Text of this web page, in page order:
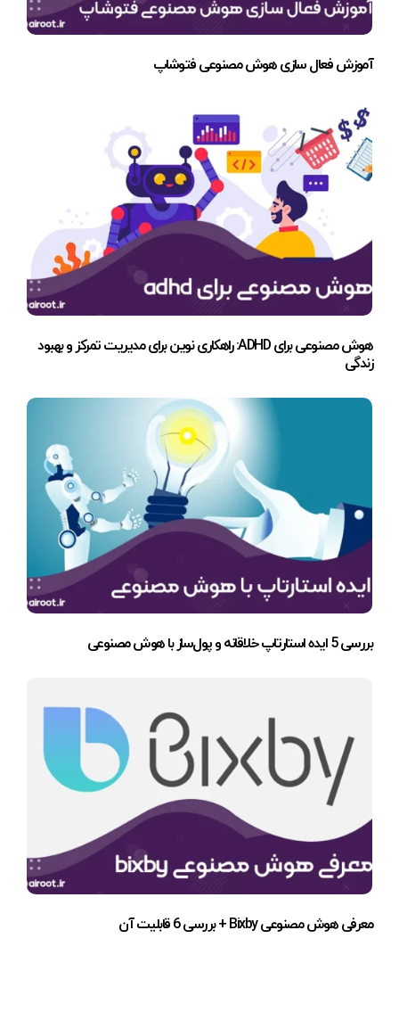
آموزش فعال سازی هوش مصنوعی فتوشاپ
هوش مصنوعی برای ADHD: راهکاری نوین برای مدیریت تمرکز و بهبود
زندگی
بررسی 5 ایده استارتاپ خلاقانه و پول‌ساز با هوش مصنوعی
معرفی هوش مصنوعی Bixby + بررسی 6 قابلیت آن